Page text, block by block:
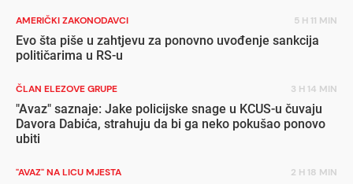
AMERIČKI ZAKONODAVCI 5 H 11 MIN
Evo šta piše u zahtjevu za ponovno uvođenje sankcija
političarima u RS-u
ČLAN ELEZOVE GRUPE 3 H 14 MIN
"Avaz" saznaje: Jake policijske snage u KCUS-u čuvaju
Davora Dabića, strahuju da bi ga neko pokušao ponovo
ubiti
"AVAZ" NA LICU MJESTA 2 H 18 MIN